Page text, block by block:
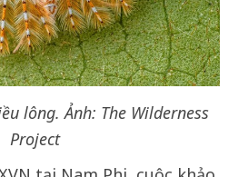
lông. Ảnh: The Wilderness
Project